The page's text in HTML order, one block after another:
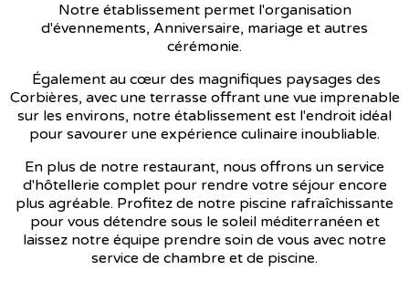
Notre établissement permet l'organisation
d'évennements, Anniversaire, mariage et autres
cérémonie.
Également au cœur des magnifiques paysages des
Corbières, avec une terrasse offrant une vue imprenable
sur les environs, notre établissement est l'endroit idéal
pour savourer une expérience culinaire inoubliable.
En plus de notre restaurant, nous offrons un service
d'hôtellerie complet pour rendre votre séjour encore
plus agréable. Profitez de notre piscine rafraîchissante
pour vous détendre sous le soleil méditerranéen et
laissez notre équipe prendre soin de vous avec notre
service de chambre et de piscine.